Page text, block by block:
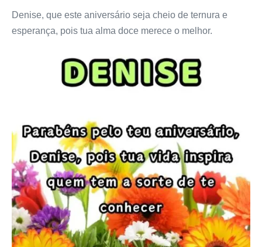
Denise, que este aniversário seja cheio de ternura e
esperança, pois tua alma doce merece o melhor.